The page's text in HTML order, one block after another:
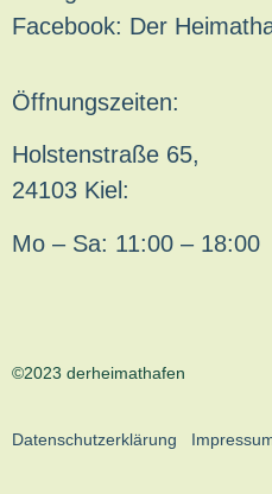
Facebook: Der
Öffnungszeiten:
Holstenstraße 65,
24103 Kiel:
Mo – Sa: 11:00 – 18:00
©2023 derheimathafen
Datenschutzerklärung